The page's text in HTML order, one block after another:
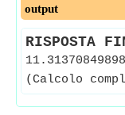
output
RISPOSTA
(Calcolo